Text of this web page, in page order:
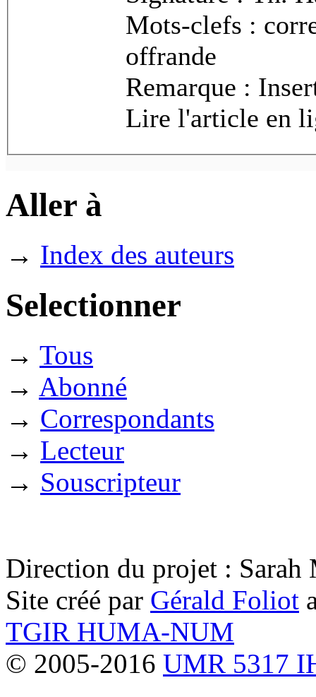
Mots-clefs :
offrande
Remarque :
Lire l'article en
Aller à
→ Index des auteurs
Selectionner
→ Tous
→ Abonné
→ Correspondants
→ Lecteur
→ Souscripteur
Direction du projet : Sarah
Site créé par Gérald Foliot
TGIR HUMA-NUM
© 2005-2016 UMR 5317